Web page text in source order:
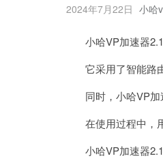
2024年7月22日 小哈
小哈VP加速器2.1
它采用了智能路由
同时，小哈VP加
在使用过程中，用
小哈VP加速器2.1